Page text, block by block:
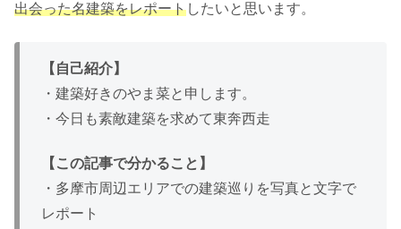
出会った名建築をレポートしたいと思います。
【自己紹介】
・建築好きのやま菜と申します。
・今日も素敵建築を求めて東奔西走
【この記事で分かること】
・多摩市周辺エリアでの建築巡りを写真と文字で
レポート